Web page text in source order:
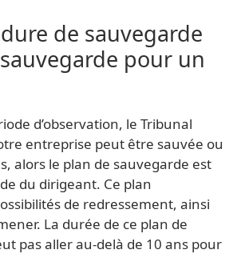
de sauvegarde
pour un
d’observation, le Tribunal
entreprise peut être sauvée ou
alors le plan de sauvegarde est
du dirigeant. Ce plan
de redressement, ainsi
La durée de ce plan de
pas aller au-delà de 10 ans pour